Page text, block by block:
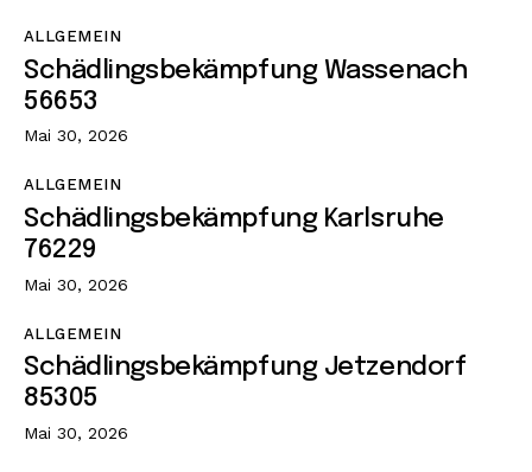
ALLGEMEIN
Schädlingsbekämpfung Wassenach
56653
Mai 30, 2026
ALLGEMEIN
Schädlingsbekämpfung Karlsruhe
76229
Mai 30, 2026
ALLGEMEIN
Schädlingsbekämpfung Jetzendorf
85305
Mai 30, 2026